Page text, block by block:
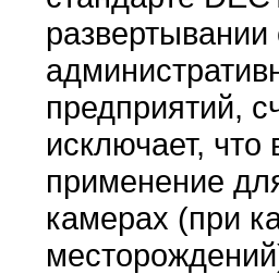
предприятий,
исключает,
применение
камерах (при